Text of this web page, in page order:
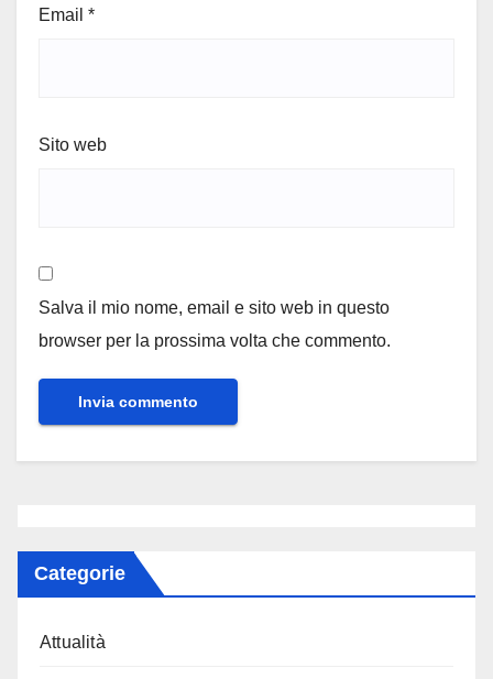
Email *
Sito web
Salva il mio nome, email e sito web in questo
browser per la prossima volta che commento.
Categorie
Attualità